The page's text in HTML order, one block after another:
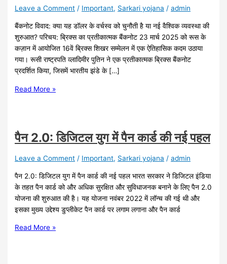
Leave a Comment / Important, Sarkari yojana /admin
बैंकनोट विवाद: क्या यह डॉलर के वर्चस्व को चुनौती है या नई वैश्विक व्यवस्था की
शुरुआत? परिचय: ब्रिक्स का प्रतीकात्मक बैंकनोट 23 मार्च 2025 को रूस के
कज़ान में आयोजित 16वें ब्रिक्स शिखर सम्मेलन में एक ऐतिहासिक कदम उठाया
गया। रूसी राष्ट्रपति व्लादिमीर पुतिन ने एक प्रतीकात्मक ब्रिक्स बैंकनोट
प्रदर्शित किया, जिसमें भारतीय झंडे के […]
Read More »
पैन 2.0: डिजिटल युग में पैन कार्ड की नई पहल
Leave a Comment / Important, Sarkari yojana /admin
पैन 2.0: डिजिटल युग में पैन कार्ड की नई पहल भारत सरकार ने डिजिटल इंडिया
के तहत पैन कार्ड को और अधिक सुरक्षित और सुविधाजनक बनाने के लिए पैन 2.0
योजना की शुरुआत की है। यह योजना नवंबर 2022 में लॉन्च की गई थी और
इसका मुख्य उद्देश्य डुप्लीकेट पैन कार्ड पर लगाम लगाना और पैन कार्ड
Read More »
Apna
AI
Tool